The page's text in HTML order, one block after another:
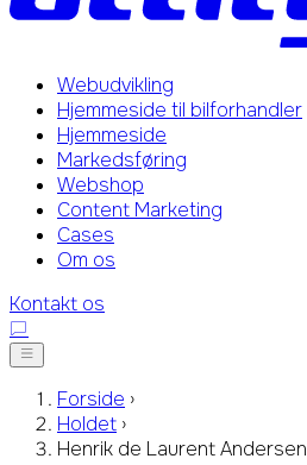
Webudvikling
Hjemmeside til bilforhandler
Hjemmeside
Markedsføring
Webshop
Content Marketing
Cases
Om os
Kontakt os
Forside ›
Holdet ›
Henrik de Laurent Andersen